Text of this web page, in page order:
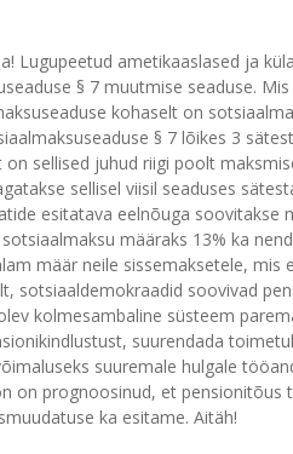
Lugupeetud ametikaaslased ja
§ 7 muutmise seaduse.
kohaselt on
§ 7 lõikes 3
on sellised juhud riigi poolt
sellisel viisil seaduses
esitatava eelnõuga
määraks 13% ka
määr neile sissemaksetele,
sotsiaaldemokraadid soovivad
kolmesambaline süsteem
suurendada
suuremale hulgale
on prognoosinud, et pensionitõus
ka esitame. Aitäh!